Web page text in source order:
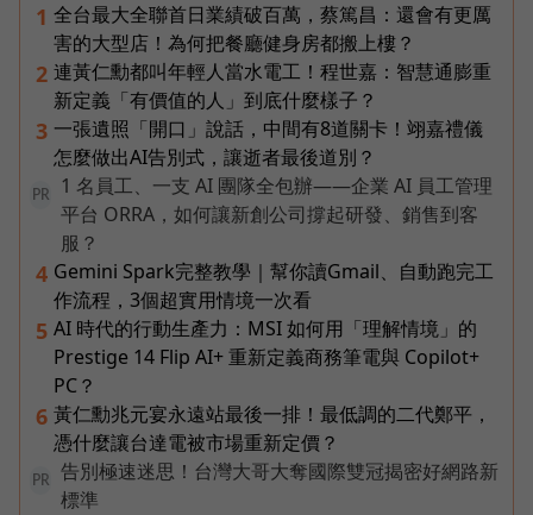
1 全台最大全聯首日業績破百萬，蔡篤昌：還會有更厲
害的大型店！為何把餐廳健身房都搬上樓？
2 連黃仁勳都叫年輕人當水電工！程世嘉：智慧通膨重
新定義「有價值的人」到底什麼樣子？
3 一張遺照「開口」說話，中間有8道關卡！翊嘉禮儀
怎麼做出AI告別式，讓逝者最後道別？
PR
1 名員工、一支 AI 團隊全包辦——企業 AI 員工管理
平台 ORRA，如何讓新創公司撐起研發、銷售到客
服？
4 Gemini Spark完整教學｜幫你讀Gmail、自動跑完工
作流程，3個超實用情境一次看
5 AI 時代的行動生產力：MSI 如何用「理解情境」的
Prestige 14 Flip AI+ 重新定義商務筆電與 Copilot+
PC？
6 黃仁勳兆元宴永遠站最後一排！最低調的二代鄭平，
憑什麼讓台達電被市場重新定價？
PR
告別極速迷思！台灣大哥大奪國際雙冠揭密好網路新
標準